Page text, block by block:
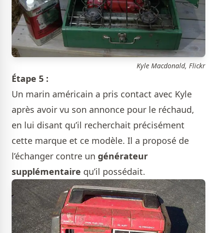
Kyle Macdonald, Flickr
Étape 5 :
Un marin américain a pris contact avec Kyle
après avoir vu son annonce pour le réchaud,
en lui disant qu’il recherchait précisément
cette marque et ce modèle. Il a proposé de
l’échanger contre un générateur
supplémentaire qu’il possédait.